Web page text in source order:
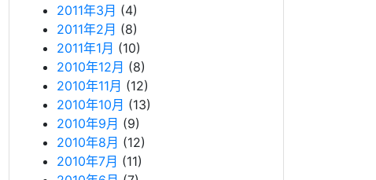
2011年3月 (4)
2011年2月 (8)
2011年1月 (10)
2010年12月 (8)
2010年11月 (12)
2010年10月 (13)
2010年9月 (9)
2010年8月 (12)
2010年7月 (11)